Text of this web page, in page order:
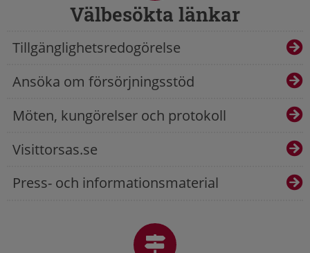
Välbesökta länkar
Tillgänglighetsredogörelse
Ansöka om försörjningsstöd
Möten, kungörelser och protokoll
Visittorsas.se
Press- och informationsmaterial